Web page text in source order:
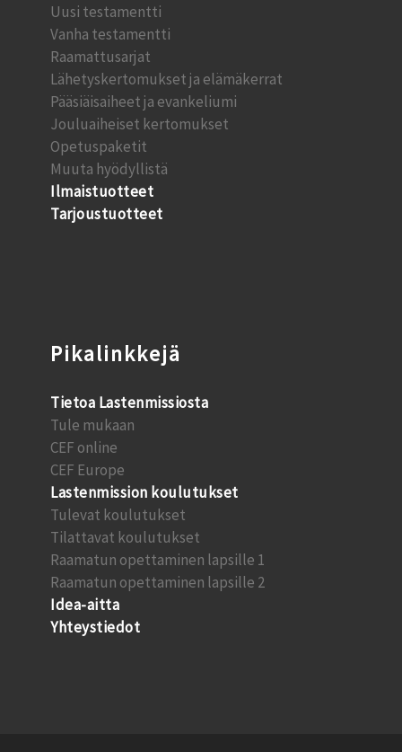
Uusi testamentti
Vanha testamentti
Raamattusarjat
Lähetyskertomukset ja elämäkerrat
Pääsiäisaiheet ja evankeliumi
Jouluaiheiset kertomukset
Opetuspaketit
Muuta hyödyllistä
Ilmaistuotteet
Tarjoustuotteet
Pikalinkkejä
Tietoa Lastenmissiosta
Tule mukaan
CEF online
CEF Europe
Lastenmission koulutukset
Tulevat koulutukset
Tilattavat koulutukset
Raamatun opettaminen lapsille 1
Raamatun opettaminen lapsille 2
Idea-aitta
Yhteystiedot